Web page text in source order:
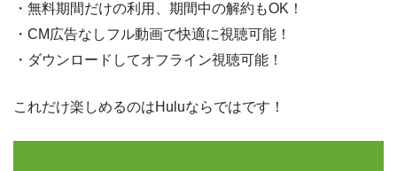
・無料期間だけの利用、期間中の解約もOK！
・CM広告なしフル動画で快適に視聴可能！
・ダウンロードしてオフライン視聴可能！
これだけ楽しめるのはHuluならではです！